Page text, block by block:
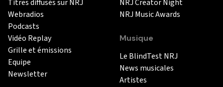
Titres diffusés sur NRJ
Webradios
Podcasts
Vidéo Replay
Grille et émissions
Equipe
Newsletter
NRJ Creator Night
NRJ Music Awards
Musique
Le BlindTest NRJ
News musicales
Artistes